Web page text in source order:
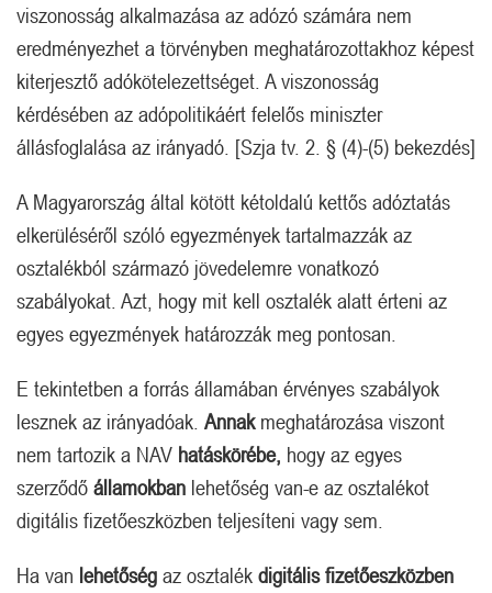
viszonosság alkalmazása az adózó számára nem
eredményezhet a törvényben meghatározottakhoz képest
kiterjesztő adókötelezettséget. A viszonosság
kérdésében az adópolitikáért felelős miniszter
állásfoglalása az irányadó. [Szja tv. 2. § (4)-(5) bekezdés]
A Magyarország által kötött kétoldalú kettős adóztatás
elkerüléséről szóló egyezmények tartalmazzák az
osztalékból származó jövedelemre vonatkozó
szabályokat. Azt, hogy mit kell osztalék alatt érteni az
egyes egyezmények határozzák meg pontosan.
E tekintetben a forrás államában érvényes szabályok
lesznek az irányadóak. Annak meghatározása viszont
nem tartozik a NAV hatáskörébe, hogy az egyes
szerződő államokban lehetőség van-e az osztalékot
digitális fizetőeszközben teljesíteni vagy sem.
Ha van lehetőség az osztalék digitális fizetőeszközben